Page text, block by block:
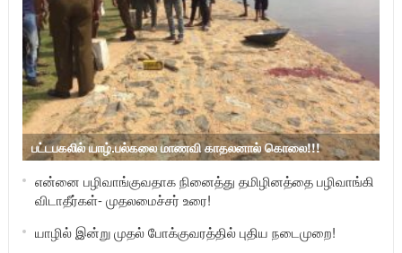
பட்டபகலில் யாழ்.பல்கலை மாணவி காதலனால் கொலை!!!
என்னை பழிவாங்குவதாக நினைத்து தமிழினத்தை பழிவாங்கி
விடாதீர்கள்- முதலமைச்சர் உரை!
யாழில் இன்று முதல் போக்குவரத்தில் புதிய நடைமுறை!